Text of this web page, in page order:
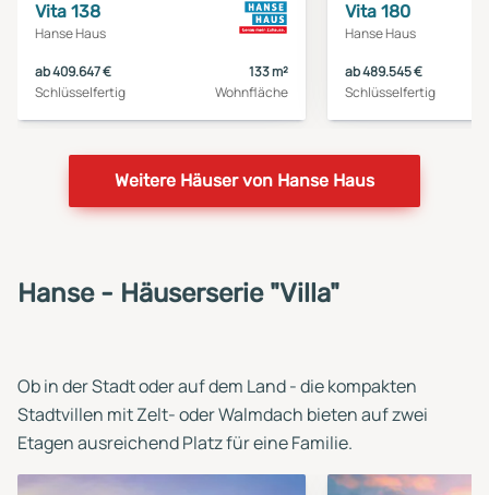
Vita 138
Hanse Haus
ab 409.647 €
Schlüsselfertig
133 m²
Wohnfläche
Vita 180
Hanse Haus
ab 489.545 €
Schlüsselfertig
Weitere Häuser von Hanse Haus
Hanse - Häuserserie "Villa"
Ob in der Stadt oder auf dem Land - die kompakten
Stadtvillen mit Zelt- oder Walmdach bieten auf zwei
Etagen ausreichend Platz für eine Familie.